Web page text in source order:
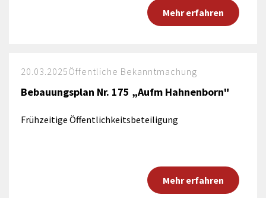
Mehr erfahren
20.03.2025Öffentliche Bekanntmachung
Bebauungsplan Nr. 175 „Aufm Hahnenborn"
Frühzeitige Öffentlichkeitsbeteiligung
Mehr erfahren